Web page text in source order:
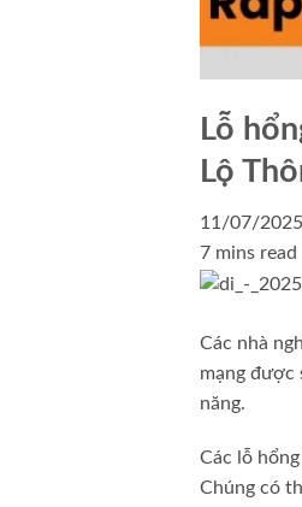
Lỗ
Lộ
11/07/2025
7 mins read
Các nhà
mạng được
năng.
Các lỗ
Chúng có